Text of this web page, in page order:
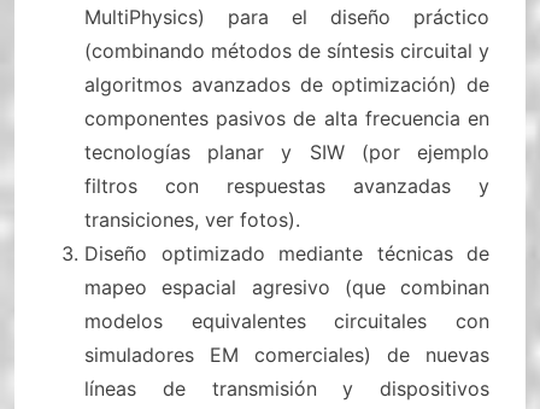
MultiPhysics) para el diseño práctico
(combinando métodos de síntesis circuital y
algoritmos avanzados de optimización) de
componentes pasivos de alta frecuencia en
tecnologías planar y SIW (por ejemplo
filtros con respuestas avanzadas y
transiciones, ver fotos).
Diseño optimizado mediante técnicas de
mapeo espacial agresivo (que combinan
modelos equivalentes circuitales con
simuladores EM comerciales) de nuevas
líneas de transmisión y dispositivos